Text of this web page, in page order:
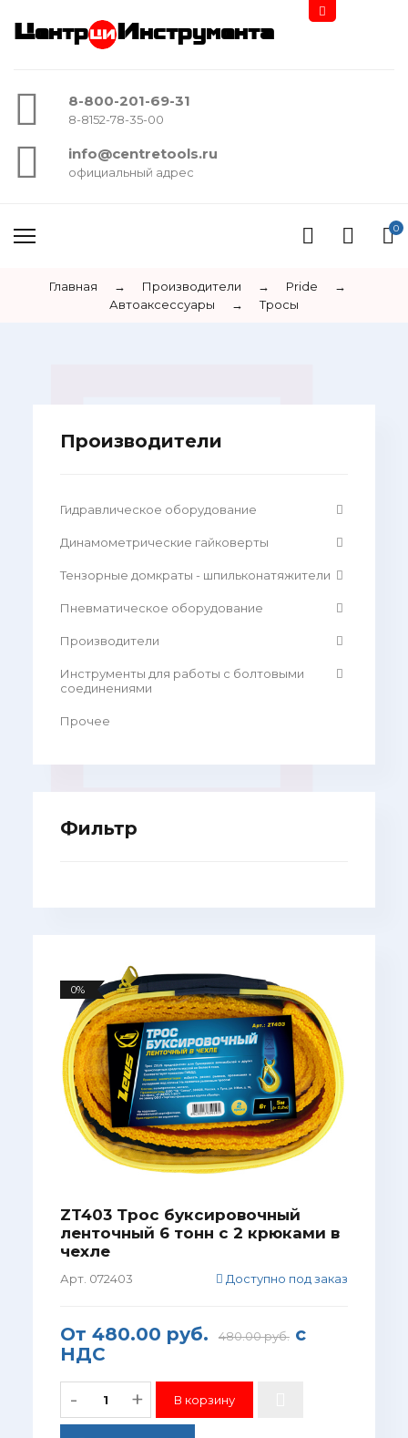
Центр Инструмента
8-800-201-69-31
8-8152-78-35-00
info@centretools.ru
официальный адрес
0
Главная → Производители → Pride
→
Автоаксессуары
→ Тросы
Производители
Гидравлическое оборудование
Динамометрические гайковерты
Тензорные домкраты - шпильконатяжители
Пневматическое оборудование
Производители
Инструменты для работы с болтовыми
соединениями
Прочее
Фильтр
0%
ZT403 Трос буксировочный
ленточный 6 тонн с 2 крюками в
чехле
Арт. 072403 Доступно под заказ
От 480.00 руб. 480.00 руб.с
НДС
- +